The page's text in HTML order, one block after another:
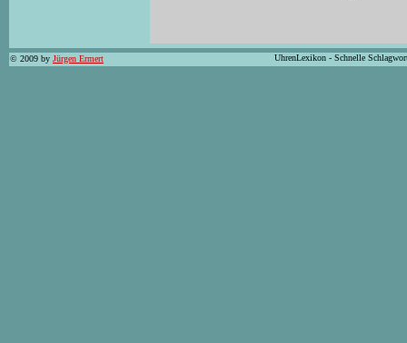
© 2009 by Jürgen Ermert UhrenLexikon - Schnelle